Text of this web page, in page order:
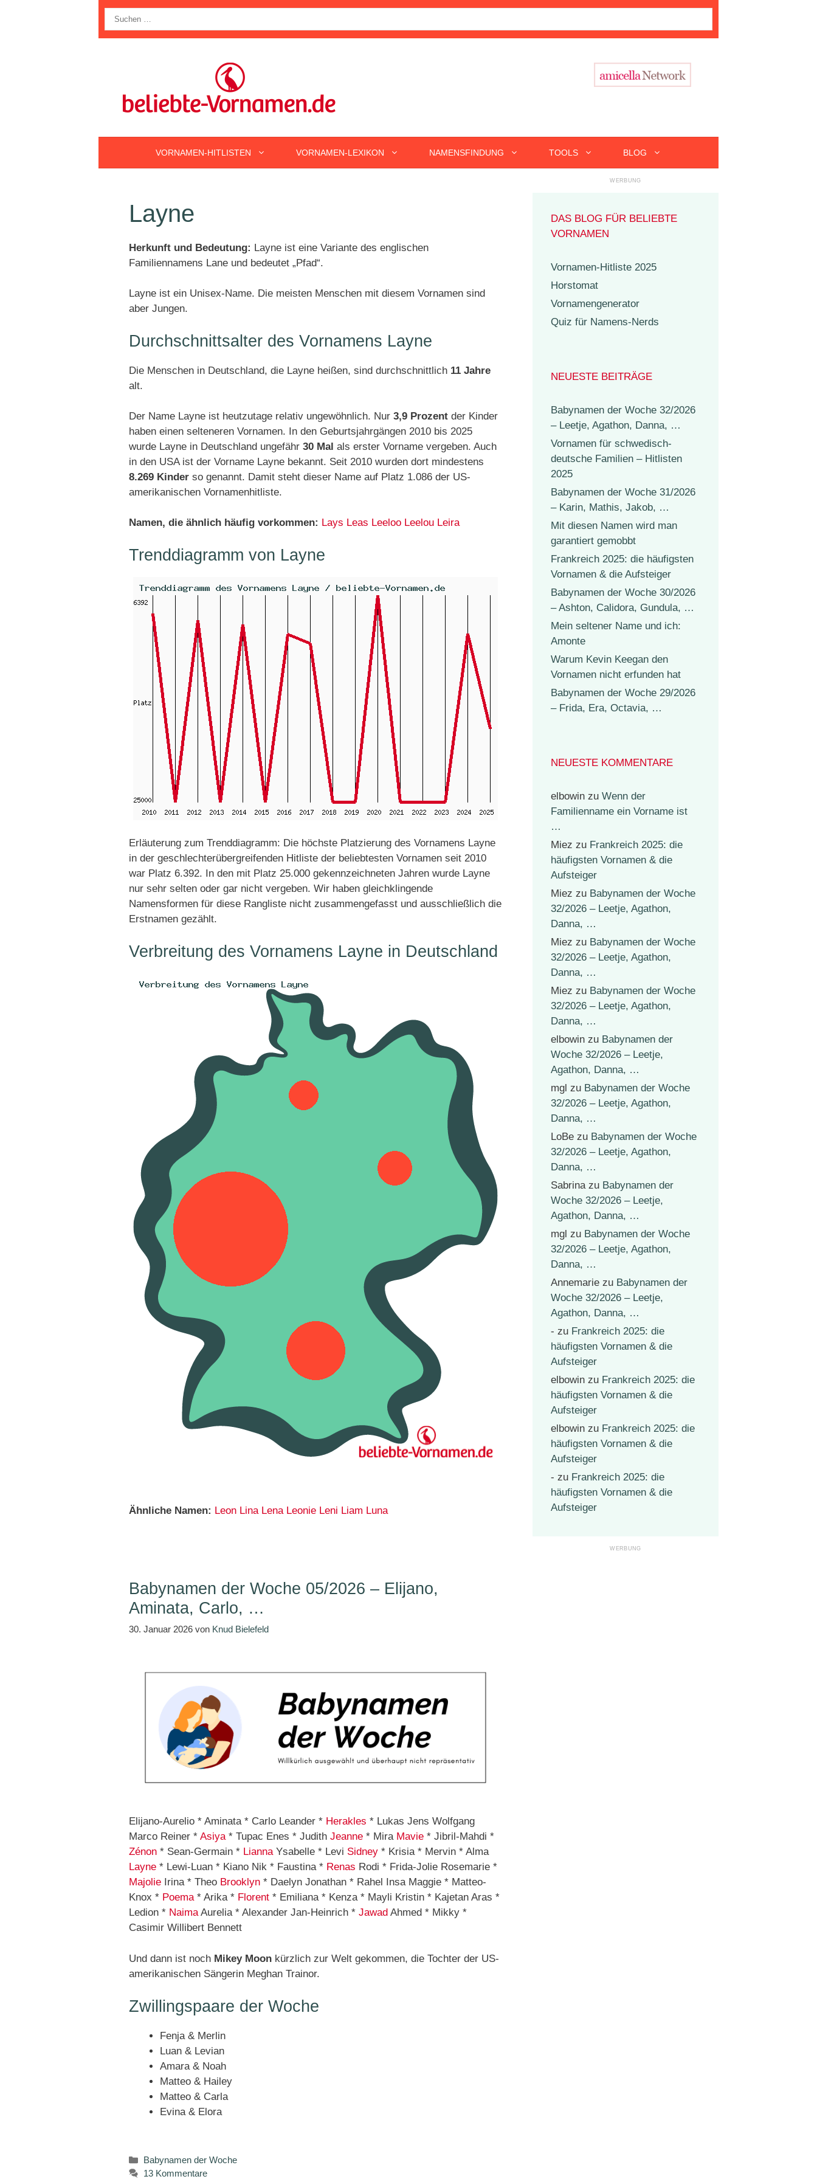
nach:
VORNAMEN-HITLISTEN VORNAMEN-LEXIKON NAMENSFINDUNG TOOLS BLOG
Layne
Herkunft und Bedeutung: Layne ist eine Variante des englischen
Familiennamens Lane und bedeutet „Pfad“.
Layne ist ein Unisex-Name. Die meisten Menschen mit diesem Vornamen sind
aber Jungen.
Durchschnittsalter des Vornamens Layne
Die Menschen in Deutschland, die Layne heißen, sind durchschnittlich 11 Jahre
alt.
Der Name Layne ist heutzutage relativ ungewöhnlich. Nur 3,9 Prozent der Kinder
haben einen selteneren Vornamen. In den Geburtsjahrgängen 2010 bis 2025
wurde Layne in Deutschland ungefähr 30 Mal als erster Vorname vergeben. Auch
in den USA ist der Vorname Layne bekannt. Seit 2010 wurden dort mindestens
8.269 Kinder so genannt. Damit steht dieser Name auf Platz 1.086 der US-
amerikanischen Vornamenhitliste.
Namen, die ähnlich häufig vorkommen: Lays Leas Leeloo Leelou Leira
Trenddiagramm von Layne
Erläuterung zum Trenddiagramm: Die höchste Platzierung des Vornamens Layne
in der geschlechterübergreifenden Hitliste der beliebtesten Vornamen seit 2010
war Platz 6.392. In den mit Platz 25.000 gekennzeichneten Jahren wurde Layne
nur sehr selten oder gar nicht vergeben. Wir haben gleichklingende
Namensformen für diese Rangliste nicht zusammengefasst und ausschließlich die
Erstnamen gezählt.
Verbreitung des Vornamens Layne in Deutschland
Ähnliche Namen: Leon Lina Lena Leonie Leni Liam Luna
Babynamen der Woche 05/2026 – Elijano,
Aminata, Carlo, …
30. Januar 2026 von Knud Bielefeld
Elijano-Aurelio * Aminata * Carlo Leander * Herakles * Lukas Jens Wolfgang
Marco Reiner * Asiya* Tupac Enes * Judith Jeanne * Mira Mavie * Jibril-Mahdi *
Zénon * Sean-Germain * LiannaYsabelle * Levi Sidney * Krisia * Mervin * Alma
Layne * Lewi-Luan * Kiano Nik * Faustina * Renas Rodi * Frida-Jolie Rosemarie *
Majolie Irina * Theo Brooklyn * Daelyn Jonathan * Rahel Insa Maggie * Matteo-
Knox * Poema* Arika * Florent * Emiliana * Kenza * Mayli Kristin * Kajetan Aras *
Ledion * NaimaAurelia * Alexander Jan-Heinrich * Jawad Ahmed * Mikky *
Casimir Willibert Bennett
Und dann ist noch Mikey Moon kürzlich zur Welt gekommen, die Tochter der US-
amerikanischen Sängerin Meghan Trainor.
Zwillingspaare der Woche
Fenja & Merlin
Luan & Levian
Amara & Noah
Matteo & Hailey
Matteo & Carla
Evina & Elora
Kategorien
Babynamen der Woche
13 Kommentare
DAS BLOG FÜR BELIEBTE
VORNAMEN
Vornamen-Hitliste 2025
Horstomat
Vornamengenerator
Quiz für Namens-Nerds
NEUESTE BEITRÄGE
Babynamen der Woche 32/2026
– Leetje, Agathon, Danna, …
Vornamen für schwedisch-
deutsche Familien – Hitlisten
2025
Babynamen der Woche 31/2026
– Karin, Mathis, Jakob, …
Mit diesen Namen wird man
garantiert gemobbt
Frankreich 2025: die häufigsten
Vornamen & die Aufsteiger
Babynamen der Woche 30/2026
– Ashton, Calidora, Gundula, …
Mein seltener Name und ich:
Amonte
Warum Kevin Keegan den
Vornamen nicht erfunden hat
Babynamen der Woche 29/2026
– Frida, Era, Octavia, …
NEUESTE KOMMENTARE
elbowin zu Wenn der
Familienname ein Vorname ist
…
Miez zu Frankreich 2025: die
häufigsten Vornamen & die
Aufsteiger
Miez zu Babynamen der Woche
32/2026 – Leetje, Agathon,
Danna, …
Miez zu Babynamen der Woche
32/2026 – Leetje, Agathon,
Danna, …
Miez zu Babynamen der Woche
32/2026 – Leetje, Agathon,
Danna, …
elbowin zu Babynamen der
Woche 32/2026 – Leetje,
Agathon, Danna, …
mgl zu Babynamen der Woche
32/2026 – Leetje, Agathon,
Danna, …
LoBe zu Babynamen der Woche
32/2026 – Leetje, Agathon,
Danna, …
Sabrinazu Babynamen der
Woche 32/2026 – Leetje,
Agathon, Danna, …
mgl zu Babynamen der Woche
32/2026 – Leetje, Agathon,
Danna, …
Annemarie zu Babynamen der
Woche 32/2026 – Leetje,
Agathon, Danna, …
- zu Frankreich 2025: die
häufigsten Vornamen & die
Aufsteiger
elbowin zu Frankreich 2025: die
häufigsten Vornamen & die
Aufsteiger
elbowin zu Frankreich 2025: die
häufigsten Vornamen & die
Aufsteiger
- zu Frankreich 2025: die
häufigsten Vornamen & die
Aufsteiger